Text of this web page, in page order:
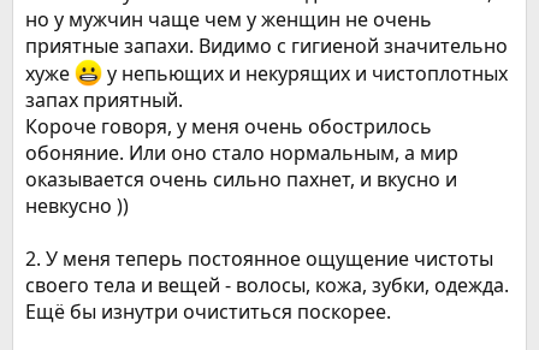
но у мужчин чаще чем у женщин не очень
приятные запахи. Видимо с гигиеной значительно
хуже
у непьющих и некурящих и чистоплотных
запах приятный.
Короче говоря, у меня очень обострилось
обоняние. Или оно стало нормальным, а мир
оказывается очень сильно пахнет, и вкусно и
невкусно ))
2. У меня теперь постоянное ощущение чистоты
своего тела и вещей - волосы, кожа, зубки, одежда.
Ещё бы изнутри очиститься поскорее.